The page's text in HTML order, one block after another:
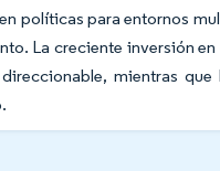
políticas para entornos
La creciente inversión
mientras